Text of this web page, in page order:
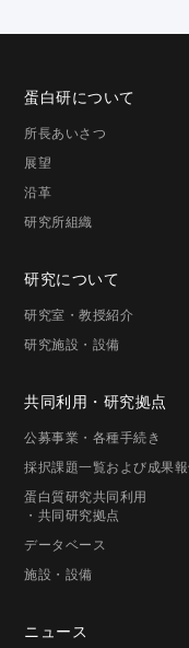
蛋白研について
所長あいさつ
展望
沿革
研究所組織
研究について
研究室・教授紹介
研究施設・ 設備
共同利用・ 研究拠点
公募事業 ・各種手続き
採択課題一覧および成果
蛋白質研究共同利用
・共同研究拠点
データベース
施設・設備
ニュース